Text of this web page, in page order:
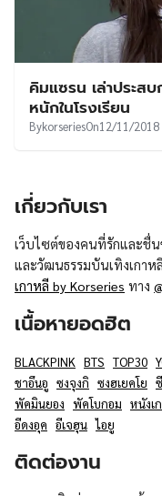
คิมแซรน เล่าประส
หนักในโรงเรียน
BykorseriesOn12/11/2018
เกี่ยวกับเรา
เว็บไซต์ของคนที่รักและชื่
และวัฒนธรรมบันเทิงเกาห
เกาหลี by Korseries ทาง
เนื้อหายอดฮิต
BLACKPINK BTS TOP30
ชาอึนอู ซงจุงกิ ซงฮเยคโย
พัคมินยอง พัคโบกอม หนังเ
อีดงอุค อีเจฮุน ไอยู
ติดต่องาน